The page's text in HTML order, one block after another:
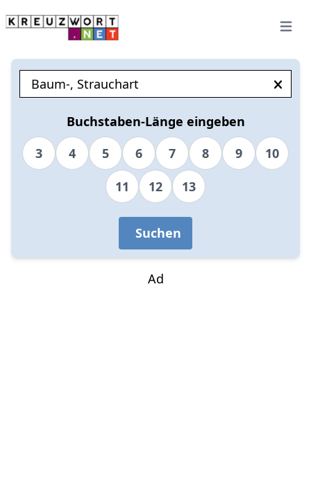
Open
Buchstaben-Länge eingeben
3
4 5 6 7 8 9
10
11
12 13
Suchen
Ad